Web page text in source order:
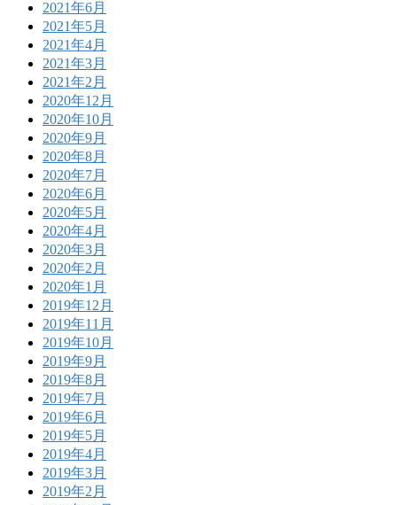
2021年6月
2021年5月
2021年4月
2021年3月
2021年2月
2020年12月
2020年10月
2020年9月
2020年8月
2020年7月
2020年6月
2020年5月
2020年4月
2020年3月
2020年2月
2020年1月
2019年12月
2019年11月
2019年10月
2019年9月
2019年8月
2019年7月
2019年6月
2019年5月
2019年4月
2019年3月
2019年2月